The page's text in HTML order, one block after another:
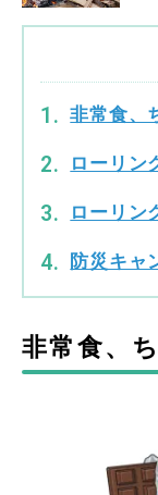
非常食、
ローリン
ローリン
防災キャ
非常食、